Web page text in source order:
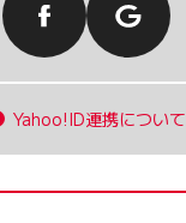
Yahoo!ID連携について